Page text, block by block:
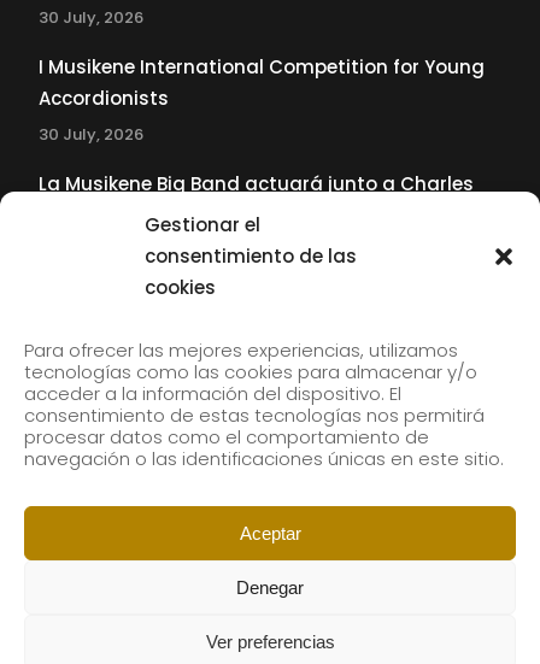
Gestionar el
consentimiento de las
cookies
Para ofrecer las mejores experiencias, utilizamos
tecnologías como las cookies para almacenar y/o
acceder a la información del dispositivo. El
consentimiento de estas tecnologías nos permitirá
procesar datos como el comportamiento de
navegación o las identificaciones únicas en este sitio.
Aceptar
Denegar
Ver preferencias
30 July, 2026
I Musikene International Competition for Young
Accordionists
30 July, 2026
La Musikene Big Band actuará junto a Charles
Tolliver en el 61 Jazzaldia
Subscribe to our newsletter to receive our news by
email.